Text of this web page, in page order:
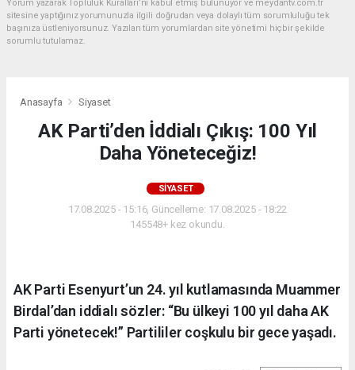
Yorum yazarak Topluluk Kuralları’nı kabul etmiş bulunuyor ve meydantv.com.tr
sitesine yaptığınız yorumunuzla ilgili doğrudan veya dolaylı tüm sorumluluğu tek
başınıza üstleniyorsunuz. Yazılan tüm yorumlardan site yönetimi hiçbir şekilde
sorumlu tutulamaz.
Anasayfa Siyaset
AK Parti’den İddialı Çıkış: 100 Yıl
Daha Yöneteceğiz!
SIYASET
17.08.2025 - 15:16, Güncelleme: 17.08.2025 - 18:22
145548+ kez okundu.
AK Parti Esenyurt’un 24. yıl kutlamasında Muammer
Birdal’dan iddialı sözler: “Bu ülkeyi 100 yıl daha AK
Parti yönetecek!” Partililer coşkulu bir gece yaşadı.